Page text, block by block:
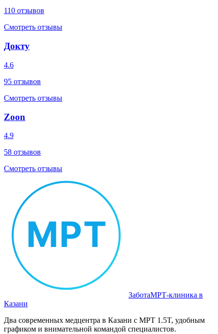
110 отзывов
Смотреть отзывы
Докту
4.6
95 отзывов
Смотреть отзывы
Zoon
4.9
58 отзывов
Смотреть отзывы
ЗаботаМРТ‑клиника в
Казани
Два современных медцентра в Казани с МРТ 1.5T, удобным
графиком и внимательной командой специалистов.